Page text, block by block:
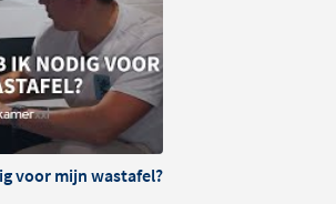
het eindproduct kan altijd net een fractie
iedereen die zeker wil zijn van de juiste
voor mijn wastafel?